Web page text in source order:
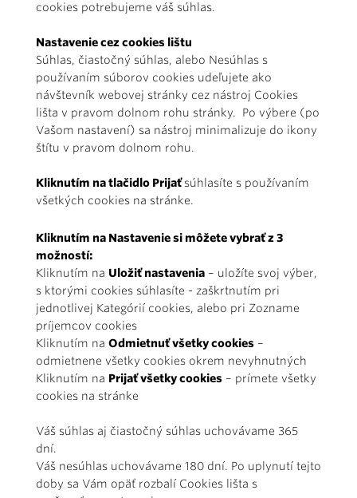
cookies potrebujeme váš súhlas.
Nastavenie cez cookies lištu
Súhlas, čiastočný súhlas, alebo Nesúhlas s
používaním súborov cookies udeľujete ako
návštevník webovej stránky cez nástroj Cookies
lišta v pravom dolnom rohu stránky. Po výbere (po
Vašom nastavení) sa nástroj minimalizuje do ikony
štítu v pravom dolnom rohu.
Kliknutím na tlačidlo Prijaťsúhlasíte s používaním
všetkých cookies na stránke.
Kliknutím na Nastavenie si môžete vybrať z 3
možností:
Kliknutím na Uložiť nastavenia – uložíte svoj výber,
s ktorými cookies súhlasíte - zaškrtnutím pri
jednotlivej Kategórií cookies, alebo pri Zozname
príjemcov cookies
Kliknutím na Odmietnuť všetky cookies –
odmietnene všetky cookies okrem nevyhnutných
Kliknutím na Prijať všetky cookies – prímete všetky
cookies na stránke
Váš súhlas aj čiastočný súhlas uchovávame 365
dní.
Váš nesúhlas uchovávame 180 dní. Po uplynutí tejto
doby sa Vám opäť rozbalí Cookies lišta s